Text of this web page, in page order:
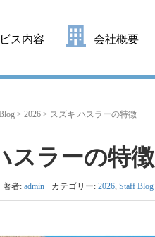
ス内容 会社概要
>2026 > スズキ ハスラーの特徴
スラーの特徴
著者:admin カテゴリー:2026,Staff Blog